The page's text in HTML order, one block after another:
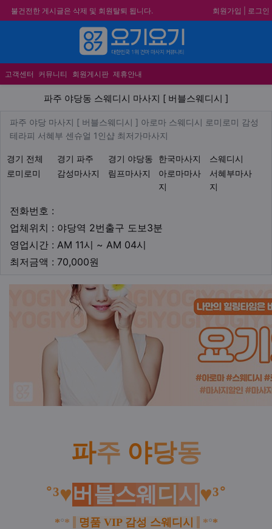
불건전한 게시글은 삭제 및 회원탈퇴 됩니다.
합법적이고 건전한 업체와 광고를 제휴합니다.
★요기요기 설 연휴 휴무 안내★
★ 요기요기 업체회원 안내사항 ★
회원가입 로그인
고객센터 커뮤니티 회원게시판 제휴안내
파주 야당동 스웨디시 마사지
파주 야당동 스웨디시 마사지 [ 버블스웨디시 ]
업체 정보
파주 야당 마사지 [ 버블스웨디
파주 야당 마사지 [ 버블스웨디시 ] 아로마 스웨디시 로미로미 감성
테라피 서혜부 센슈얼 1인샵 최저가마사지
경기 전체 경기 파주 경기 야당동
지역1 한국마사지
스웨디시
로미로미
감성마사지 림프마사지
아로마마사
지
서혜부마사
지
테마
전화번호 :
업체위치 : 야당역 2번출구 도보3분
영업시간 : AM 11시 ~ AM 04시
최저금액 : 70,000원
파주 야당동
˚³♥버 블스웨 디 시 ♥³˚
*°* 명품 VIP 감성 스웨디시 *°*